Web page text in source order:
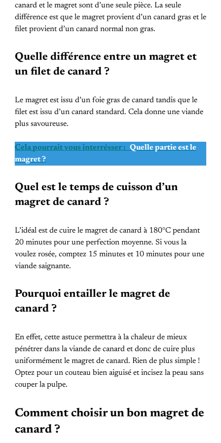
canard et le magret sont d’une seule pièce. La seule
différence est que le magret provient d’un canard gras et le
filet provient d’un canard normal non gras.
Quelle différence entre un magret et
un filet de canard ?
Le magret est issu d’un foie gras de canard tandis que le
filet est issu d’un canard standard. Cela donne une viande
plus savoureuse.
Cela pourrait vous interrésser : Quelle partie est le
magret ?
Quel est le temps de cuisson d’un
magret de canard ?
L’idéal est de cuire le magret de canard à 180°C pendant
20 minutes pour une perfection moyenne. Si vous la
voulez rosée, comptez 15 minutes et 10 minutes pour une
viande saignante.
Pourquoi entailler le magret de
canard ?
En effet, cette astuce permettra à la chaleur de mieux
pénétrer dans la viande de canard et donc de cuire plus
uniformément le magret de canard. Rien de plus simple !
Optez pour un couteau bien aiguisé et incisez la peau sans
couper la pulpe.
Comment choisir un bon magret de
canard ?